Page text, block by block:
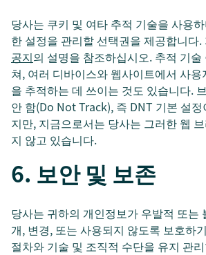
당사는 쿠키 및 여타 추적 기술을 사용
한 설정을 관리할 선택권을 제공합니다.
공지의 설명을 참조하십시오. 추적 기
쳐, 여러 디바이스와 웹사이트에서 사
을 추적하는 데 쓰이는 것도 있습니다.
안 함(Do Not Track), 즉 DNT 기본 설정
지만, 지금으로서는 당사는 그러한 웹
지 않고 있습니다.
6. 보안 및 보존
당사는 귀하의 개인정보가 우발적 또는
개, 변경, 또는 사용되지 않도록 보호하
절차와 기술 및 조직적 수단을 유지 관